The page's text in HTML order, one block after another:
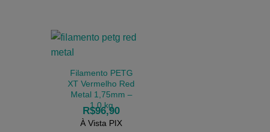
Filamento PETG
XT Vermelho Red
Metal 1,75mm –
1,0 kg
R$96,90
À Vista PIX